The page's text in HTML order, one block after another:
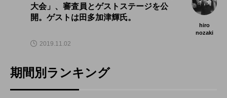
大会」、審査員とゲストステージを公
開。ゲストは田多加津輝氏。
hiro
nozaki
2019.11.02
期間別ランキング